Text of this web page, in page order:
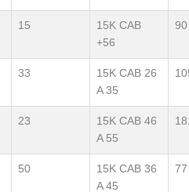
15
15K CAB
+56
90
33
15K CAB 26
A 35
23
15K CAB 46
A 55
50
15K CAB 36
A 45
77